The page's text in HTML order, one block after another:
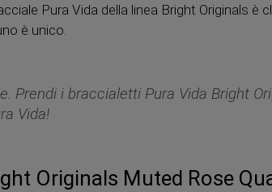
Pura Vida della linea Bright Originals è
è unico.
Prendi i braccialetti Pura Vida Bright
Vida!
Originals Muted Rose